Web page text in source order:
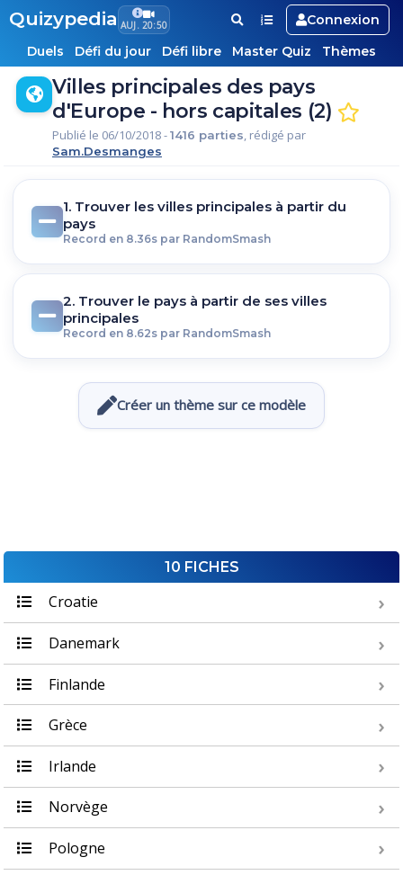
Quizypedia AUJ. 20:50
Connexion
Duels
Défi du jour Défi libre Master Quiz Thèmes
Villes principales des pays
d'Europe - hors capitales (2)
Publié le 06/10/2018 -1416 parties, rédigé par
Sam.Desmanges
1. Trouver les villes principales à partir du
pays
Record en 8.36s par RandomSmash
2. Trouver le pays à partir de ses villes
principales
Record en 8.62s par RandomSmash
Créer un thème sur ce modèle
10 FICHES
Croatie
Danemark
Finlande
Grèce
Irlande
Norvège
Pologne